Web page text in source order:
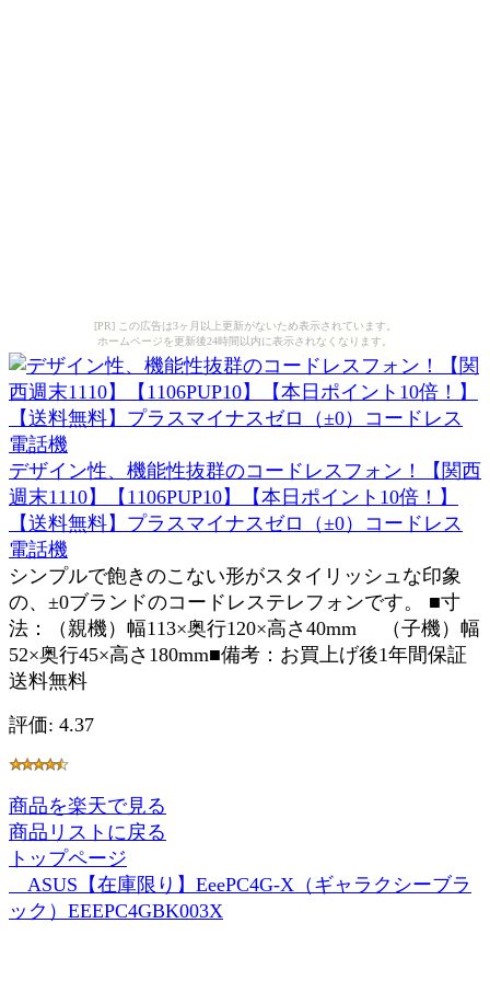
[PR] この広告は3ヶ月以上更新がないため表示されています。
ホームページを更新後24時間以内に表示されなくなります。
デザイン性、機能性抜群のコードレスフォン！【関西
週末1110】【1106PUP10】【本日ポイント10倍！】
【送料無料】プラスマイナスゼロ（±0）コードレス
電話機
シンプルで飽きのこない形がスタイリッシュな印象
の、±0ブランドのコードレステレフォンです。 ■寸
法：（親機）幅113×奥行120×高さ40mm （子機）幅
52×奥行45×高さ180mm■備考：お買上げ後1年間保証
送料無料
評価: 4.37
商品を楽天で見る
商品リストに戻る
トップページ
ASUS【在庫限り】EeePC4G-X（ギャラクシーブラ
ック）EEEPC4GBK003X